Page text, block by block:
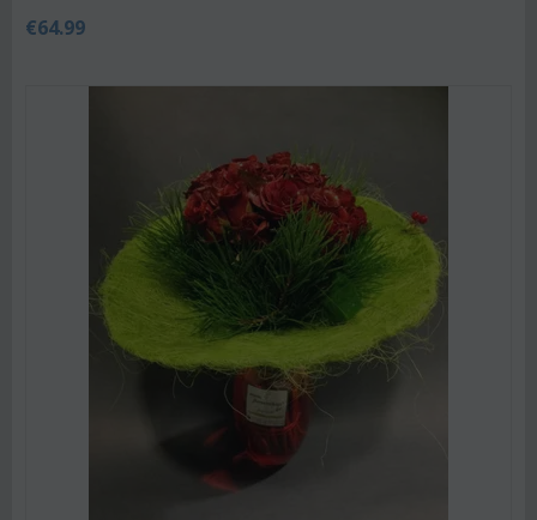
€64.99